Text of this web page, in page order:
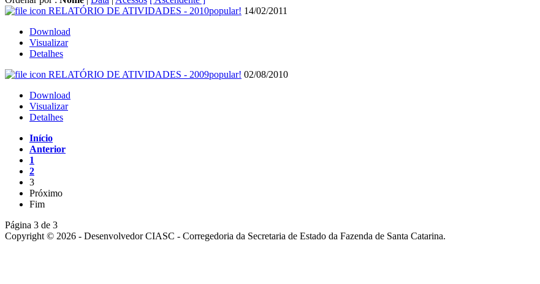
RELATÓRIO DE ATIVIDADES - 2010popular! 14/02/2011
Download
Visualizar
Detalhes
RELATÓRIO DE ATIVIDADES - 2009popular! 02/08/2010
Download
Visualizar
Detalhes
Início
Anterior
1
2
3
Próximo
Fim
Página 3 de 3
Copyright © 2026 - Desenvolvedor CIASC - Corregedoria da Secretaria de Estado da Fazenda de Santa Catarina.